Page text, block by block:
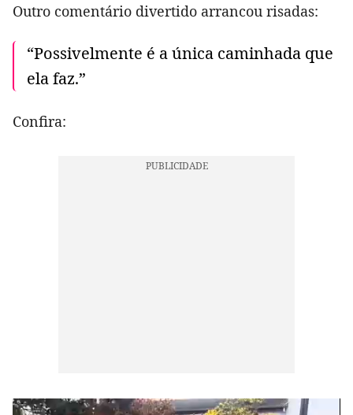
Outro comentário divertido arrancou risadas:
“Possivelmente é a única caminhada que
ela faz.”
Confira: